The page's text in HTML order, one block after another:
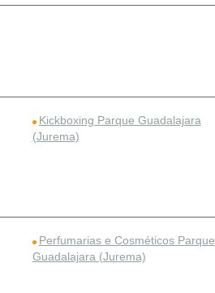
Kickboxing Parque Guadalajara
(Jurema)
Perfumarias e Cosméticos Parque
Guadalajara (Jurema)